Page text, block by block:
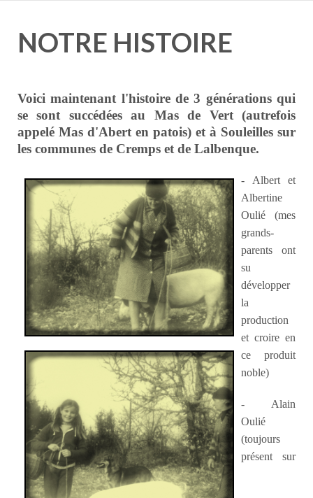
NOTRE HISTOIRE
Voici maintenant l'histoire de 3 générations qui
se sont succédées au Mas de Vert (autrefois
appelé Mas d'Abert en patois) et à Souleilles sur
les communes de Cremps et de Lalbenque.
- Albert et
Albertine
Oulié (mes
grands-
parents ont
su
développer
la
production
et croire en
ce produit
noble)
- Alain
Oulié
(toujours
présent sur